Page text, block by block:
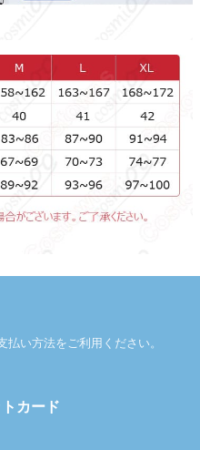
い方法をご利用ください。
カード